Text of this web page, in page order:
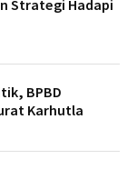
Strategi Hadapi
BPBD
Karhutla